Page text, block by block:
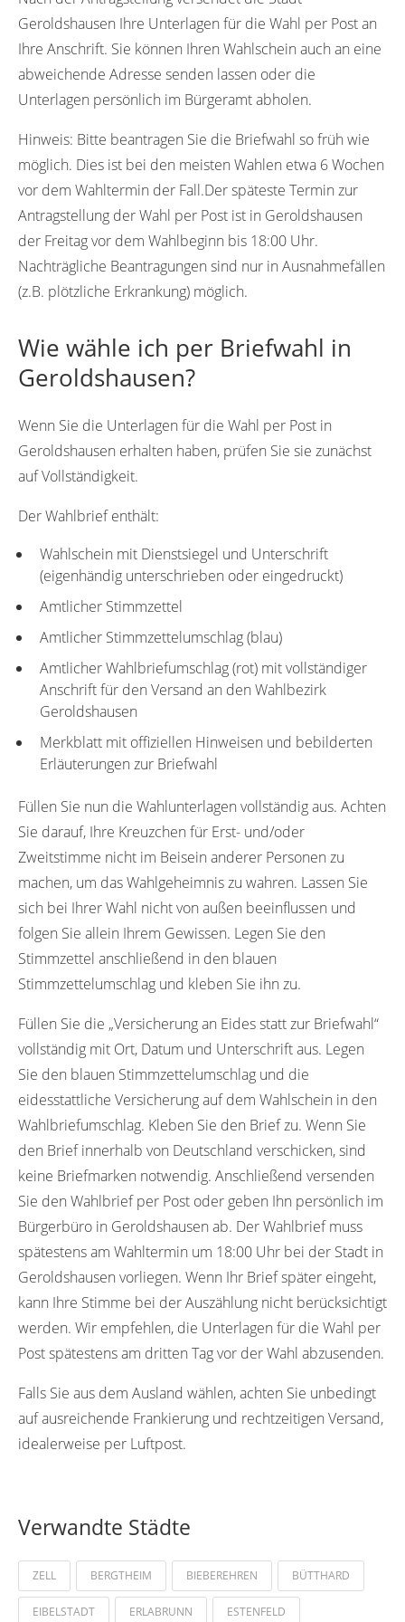
Geroldshausen Ihre Unterlagen für die Wahl per Post an
Ihre Anschrift. Sie können Ihren Wahlschein auch an eine
abweichende Adresse senden lassen oder die
Unterlagen persönlich im Bürgeramt abholen.
Hinweis: Bitte beantragen Sie die Briefwahl so früh wie
möglich. Dies ist bei den meisten Wahlen etwa 6 Wochen
vor dem Wahltermin der Fall.Der späteste Termin zur
Antragstellung der Wahl per Post ist in Geroldshausen
der Freitag vor dem Wahlbeginn bis 18:00 Uhr.
Nachträgliche Beantragungen sind nur in Ausnahmefällen
(z.B. plötzliche Erkrankung) möglich.
Wie wähle ich per Briefwahl in
Geroldshausen?
Wenn Sie die Unterlagen für die Wahl per Post in
Geroldshausen erhalten haben, prüfen Sie sie zunächst
auf Vollständigkeit.
Der Wahlbrief enthält:
Wahlschein mit Dienstsiegel und Unterschrift
(eigenhändig unterschrieben oder eingedruckt)
Amtlicher Stimmzettel
Amtlicher Stimmzettelumschlag (blau)
Amtlicher Wahlbriefumschlag (rot) mit vollständiger
Anschrift für den Versand an den Wahlbezirk
Geroldshausen
Merkblatt mit offiziellen Hinweisen und bebilderten
Erläuterungen zur Briefwahl
Füllen Sie nun die Wahlunterlagen vollständig aus. Achten
Sie darauf, Ihre Kreuzchen für Erst- und/oder
Zweitstimme nicht im Beisein anderer Personen zu
machen, um das Wahlgeheimnis zu wahren. Lassen Sie
sich bei Ihrer Wahl nicht von außen beeinflussen und
folgen Sie allein Ihrem Gewissen. Legen Sie den
Stimmzettel anschließend in den blauen
Stimmzettelumschlag und kleben Sie ihn zu.
Füllen Sie die „Versicherung an Eides statt zur Briefwahl“
vollständig mit Ort, Datum und Unterschrift aus. Legen
Sie den blauen Stimmzettelumschlag und die
eidesstattliche Versicherung auf dem Wahlschein in den
Wahlbriefumschlag. Kleben Sie den Brief zu. Wenn Sie
den Brief innerhalb von Deutschland verschicken, sind
keine Briefmarken notwendig. Anschließend versenden
Sie den Wahlbrief per Post oder geben Ihn persönlich im
Bürgerbüro in Geroldshausen ab. Der Wahlbrief muss
spätestens am Wahltermin um 18:00 Uhr bei der Stadt in
Geroldshausen vorliegen. Wenn Ihr Brief später eingeht,
kann Ihre Stimme bei der Auszählung nicht berücksichtigt
werden. Wir empfehlen, die Unterlagen für die Wahl per
Post spätestens am dritten Tag vor der Wahl abzusenden.
Falls Sie aus dem Ausland wählen, achten Sie unbedingt
auf ausreichende Frankierung und rechtzeitigen Versand,
idealerweise per Luftpost.
Verwandte Städte
ZELL BERGTHEIM BIEBEREHREN BÜTTHARD
EIBELSTADT ERLABRUNN ESTENFELD